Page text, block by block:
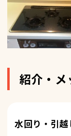
紹介・メ
水回り・引